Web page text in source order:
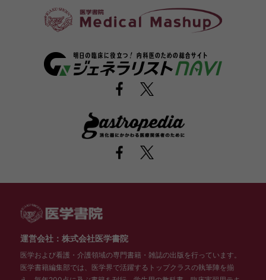
運営会社：株式会社医学書院
医学および看護・介護領域の専門書籍・雑誌の出版を行っています。
医学書籍編集部では、医学界で活躍するトップクラスの執筆陣を揃